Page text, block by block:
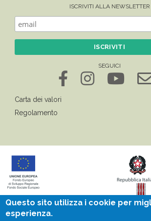
ISCRIVITI ALLA NEWSLETTER
SEGUICI
Carta dei valori
Regolamento
Questo sito utilizza i cookie per
esperienza.